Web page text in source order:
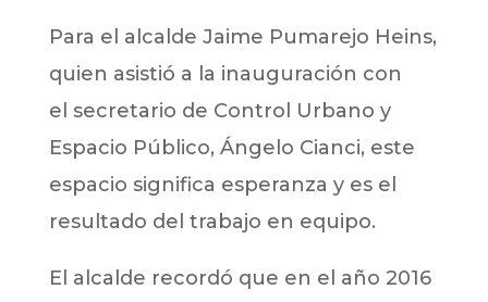
Para el alcalde Jaime Pumarejo Heins,
quien asistió a la inauguración con
el secretario de Control Urbano y
Espacio Público, Ángelo Cianci, este
espacio significa esperanza y es el
resultado del trabajo en equipo.
El alcalde recordó que en el año 2016